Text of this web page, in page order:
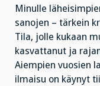
Minulle
sanojen – tärkein
Tila, jolle kukaan
kasvattanut ja
Aiempien vuosien
ilmaisu on käynyt